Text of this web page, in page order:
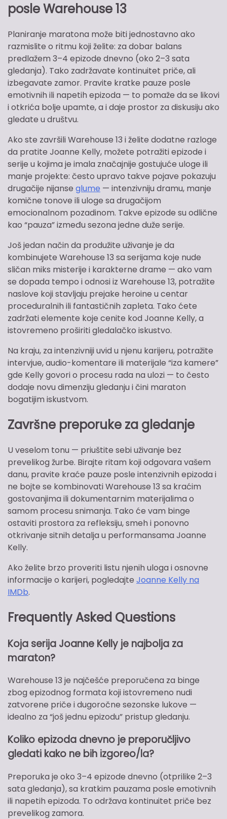
posle Warehouse 13
Planiranje maratona može biti jednostavno ako
razmislite o ritmu koji želite: za dobar balans
predlažem 3–4 epizode dnevno (oko 2–3 sata
gledanja). Tako zadržavate kontinuitet priče, ali
izbegavate zamor. Pravite kratke pauze posle
emotivnih ili napetih epizoda — to pomaže da se likovi
i otkrića bolje upamte, a i daje prostor za diskusiju ako
gledate u društvu.
Ako ste završili Warehouse 13 i želite dodatne razloge
da pratite Joanne Kelly, možete potražiti epizode i
serije u kojima je imala značajnije gostujuće uloge ili
manje projekte: često upravo takve pojave pokazuju
drugačije nijanse glume — intenzivniju dramu, manje
komične tonove ili uloge sa drugačijom
emocionalnom pozadinom. Takve epizode su odlične
kao “pauza” između sezona jedne duže serije.
Još jedan način da produžite uživanje je da
kombinujete Warehouse 13 sa serijama koje nude
sličan miks misterije i karakterne drame — ako vam
se dopada tempo i odnosi iz Warehouse 13, potražite
naslove koji stavljaju prejake heroine u centar
proceduralnih ili fantastičnih zapleta. Tako ćete
zadržati elemente koje cenite kod Joanne Kelly, a
istovremeno proširiti gledalačko iskustvo.
Na kraju, za intenzivniji uvid u njenu karijeru, potražite
intervjue, audio-komentare ili materijale “iza kamere”
gde Kelly govori o procesu rada na ulozi — to često
dodaje novu dimenziju gledanju i čini maraton
bogatijim iskustvom.
Završne preporuke za gledanje
U veselom tonu — priuštite sebi uživanje bez
prevelikog žurbe. Birajte ritam koji odgovara vašem
danu, pravite kraće pauze posle intenzivnih epizoda i
ne bojte se kombinovati Warehouse 13 sa kraćim
gostovanjima ili dokumentarnim materijalima o
samom procesu snimanja. Tako će vam binge
ostaviti prostora za refleksiju, smeh i ponovno
otkrivanje sitnih detalja u performansama Joanne
Kelly.
Ako želite brzo proveriti listu njenih uloga i osnovne
informacije o karijeri, pogledajte Joanne Kelly na
IMDb.
Frequently Asked Questions
Koja serija Joanne Kelly je najbolja za
maraton?
Warehouse 13 je najčešće preporučena za binge
zbog epizodnog formata koji istovremeno nudi
zatvorene priče i dugoročne sezonske lukove —
idealno za “još jednu epizodu” pristup gledanju.
Koliko epizoda dnevno je preporučljivo
gledati kako ne bih izgoreo/la?
Preporuka je oko 3–4 epizode dnevno (otprilike 2–3
sata gledanja), sa kratkim pauzama posle emotivnih
ili napetih epizoda. To održava kontinuitet priče bez
prevelikog zamora.